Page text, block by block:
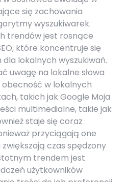
się zachowania
wyszukiwarek.
trendów jest rosnące
które koncentruje się
lokalnych wyszukiwań.
uwagę na lokalne słowa
w lokalnych
takich jak Google Moja
multimedialne, takie jak
staje się coraz
przyciągają one
czas spędzony
trendem jest
użytkowników